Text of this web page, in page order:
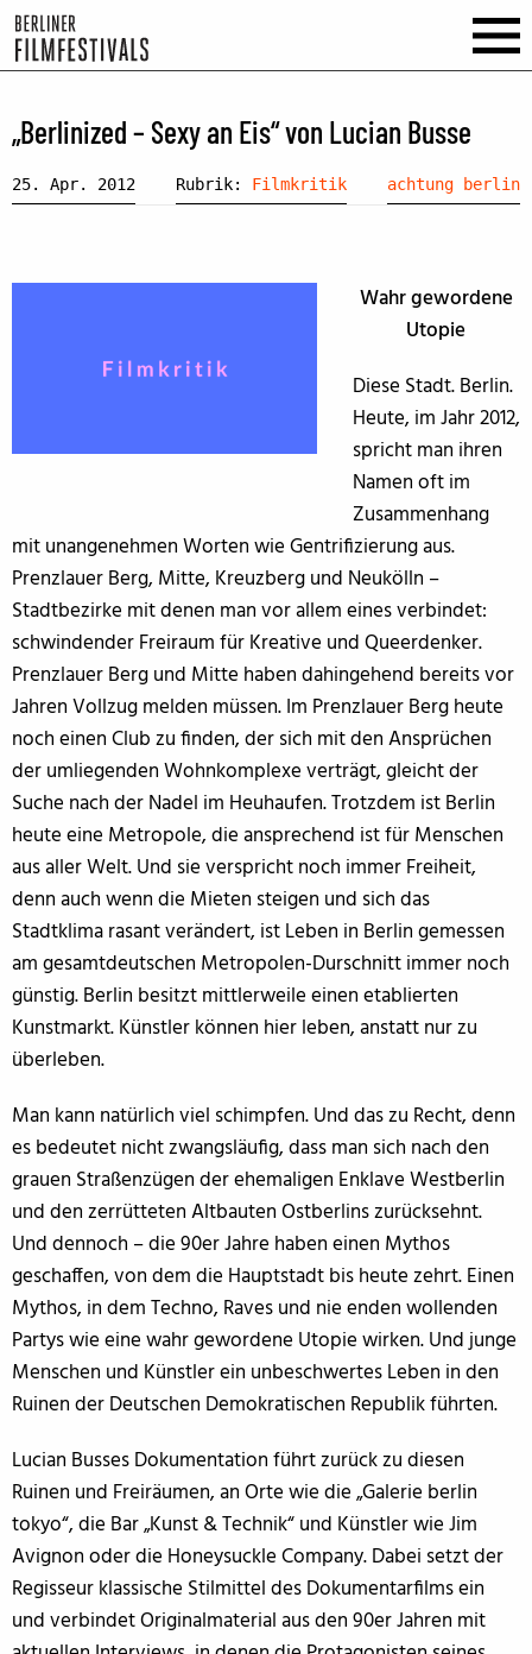
„Berlinized – Sexy an Eis“ von Lucian Busse
25. Apr. 2012 Rubrik: Filmkritik achtung berlin
Wahr gewordene
Utopie
Diese Stadt. Berlin.
Heute, im Jahr 2012,
spricht man ihren
Namen oft im
Zusammenhang
mit unangenehmen Worten wie Gentrifizierung aus.
Prenzlauer Berg, Mitte, Kreuzberg und Neukölln –
Stadtbezirke mit denen man vor allem eines verbindet:
schwindender Freiraum für Kreative und Queerdenker.
Prenzlauer Berg und Mitte haben dahingehend bereits vor
Jahren Vollzug melden müssen. Im Prenzlauer Berg heute
noch einen Club zu finden, der sich mit den Ansprüchen
der umliegenden Wohnkomplexe verträgt, gleicht der
Suche nach der Nadel im Heuhaufen. Trotzdem ist Berlin
heute eine Metropole, die ansprechend ist für Menschen
aus aller Welt. Und sie verspricht noch immer Freiheit,
denn auch wenn die Mieten steigen und sich das
Stadtklima rasant verändert, ist Leben in Berlin gemessen
am gesamtdeutschen Metropolen-Durschnitt immer noch
günstig. Berlin besitzt mittlerweile einen etablierten
Kunstmarkt. Künstler können hier leben, anstatt nur zu
überleben.
Man kann natürlich viel schimpfen. Und das zu Recht, denn
es bedeutet nicht zwangsläufig, dass man sich nach den
grauen Straßenzügen der ehemaligen Enklave Westberlin
und den zerrütteten Altbauten Ostberlins zurücksehnt.
Und dennoch – die 90er Jahre haben einen Mythos
geschaffen, von dem die Hauptstadt bis heute zehrt. Einen
Mythos, in dem Techno, Raves und nie enden wollenden
Partys wie eine wahr gewordene Utopie wirken. Und junge
Menschen und Künstler ein unbeschwertes Leben in den
Ruinen der Deutschen Demokratischen Republik führten.
Lucian Busses Dokumentation führt zurück zu diesen
Ruinen und Freiräumen, an Orte wie die „Galerie berlin
tokyo“, die Bar „Kunst & Technik“ und Künstler wie Jim
Avignon oder die Honeysuckle Company. Dabei setzt der
Regisseur klassische Stilmittel des Dokumentarfilms ein
und verbindet Originalmaterial aus den 90er Jahren mit